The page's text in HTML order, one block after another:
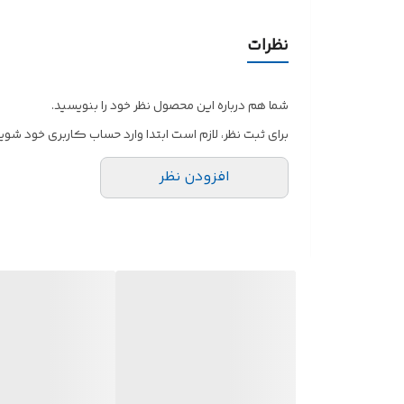
نظرات
شما هم درباره این محصول نظر خود را بنویسید.
برای ثبت نظر، لازم است ابتدا وارد حساب کاربری خود
افزودن نظر